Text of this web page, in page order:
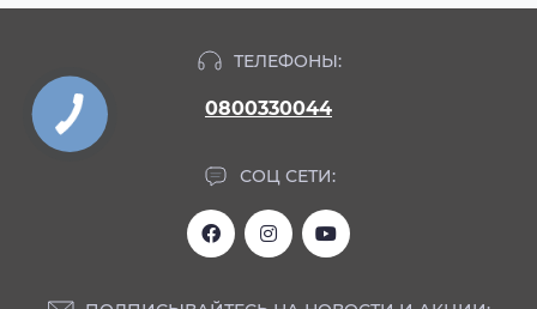
ТЕЛЕФОНЫ:
0800330044
СОЦ СЕТИ: